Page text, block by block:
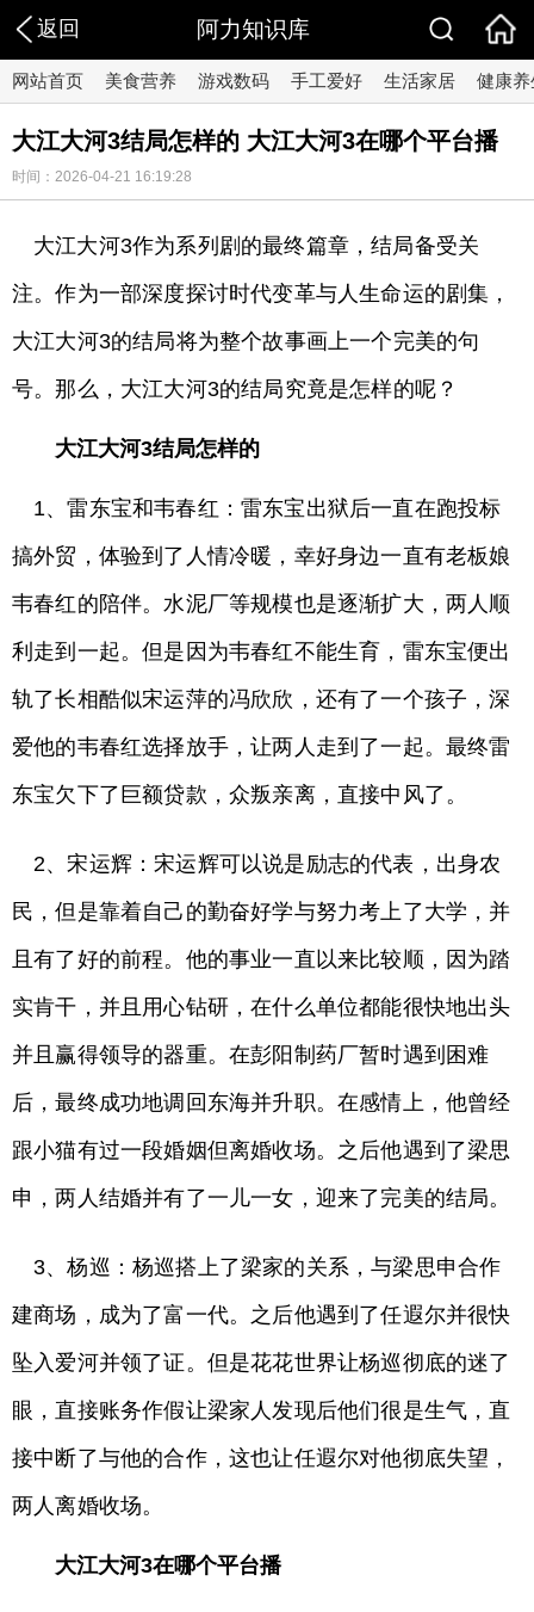
返回 阿力知识库
网站首页 美食营养 游戏数码 手工爱好 生活家居 健康养
大江大河3结局怎样的 大江大河3在哪个平台播
时间：2026-04-21 16:19:28
大江大河3作为系列剧的最终篇章，结局备受关
注。作为一部深度探讨时代变革与人生命运的剧集，
大江大河3的结局将为整个故事画上一个完美的句
号。那么，大江大河3的结局究竟是怎样的呢？
大江大河3结局怎样的
1、雷东宝和韦春红：雷东宝出狱后一直在跑投标
搞外贸，体验到了人情冷暖，幸好身边一直有老板娘
韦春红的陪伴。水泥厂等规模也是逐渐扩大，两人顺
利走到一起。但是因为韦春红不能生育，雷东宝便出
轨了长相酷似宋运萍的冯欣欣，还有了一个孩子，深
爱他的韦春红选择放手，让两人走到了一起。最终雷
东宝欠下了巨额贷款，众叛亲离，直接中风了。
2、宋运辉：宋运辉可以说是励志的代表，出身农
民，但是靠着自己的勤奋好学与努力考上了大学，并
且有了好的前程。他的事业一直以来比较顺，因为踏
实肯干，并且用心钻研，在什么单位都能很快地出头
并且赢得领导的器重。在彭阳制药厂暂时遇到困难
后，最终成功地调回东海并升职。在感情上，他曾经
跟小猫有过一段婚姻但离婚收场。之后他遇到了梁思
申，两人结婚并有了一儿一女，迎来了完美的结局。
3、杨巡：杨巡搭上了梁家的关系，与梁思申合作
建商场，成为了富一代。之后他遇到了任遐尔并很快
坠入爱河并领了证。但是花花世界让杨巡彻底的迷了
眼，直接账务作假让梁家人发现后他们很是生气，直
接中断了与他的合作，这也让任遐尔对他彻底失望，
两人离婚收场。
大江大河3在哪个平台播